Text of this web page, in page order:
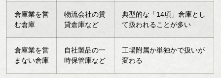
倉庫業を営
む倉庫
物流会社の賃
貸倉庫など
典型的な「14項」倉庫とし
て扱われることが多い
倉庫業を営
まない倉庫
自社製品の一
時保管庫など
工場附属か単独かで扱いが
変わる